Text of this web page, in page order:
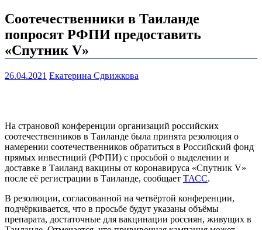
Соотечественники в Таиланде
попросят РФПИ предоставить
«Спутник V»
26.04.2021 Екатерина Сдвижкова
На страновой конференции организаций российских
соотечественников в Таиланде была принята резолюция о
намерении соотечественников обратиться в Российский фонд
прямых инвестиций (РФПИ) с просьбой о выделении и
доставке в Таиланд вакцины от коронавируса «Спутник V»
после её регистрации в Таиланде, сообщает ТАСС.
В резолюции, согласованной на четвёртой конференции,
подчёркивается, что в просьбе будут указаны объёмы
препарата, достаточные для вакцинации россиян, живущих в